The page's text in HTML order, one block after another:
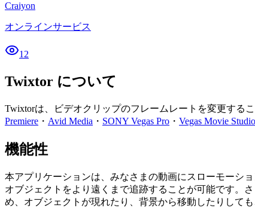
Craiyon
オンラインサービス
12
Twixtor について
Twixtorは、ビデオクリップのフレームレートを変更する
Premiere ・ Avid Media ・ SONY Vegas Pro ・ Vegas Movie Studio
機能性
本アプリケーションは、みなさまの動画にスローモーシ
オブジェクトをより遠くまで追跡することが可能です。
め、オブジェクトが現れたり、背景から移動したりして